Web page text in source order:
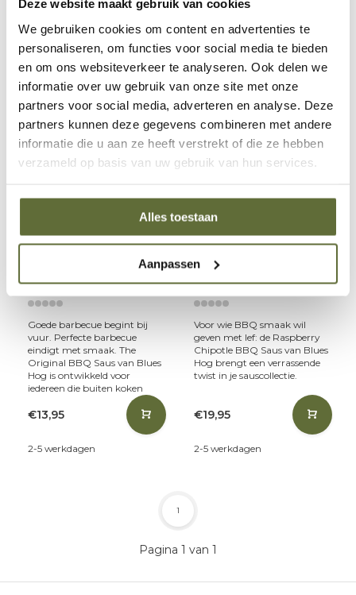
Deze website maakt gebruik van cookies
We gebruiken cookies om content en advertenties te
personaliseren, om functies voor social media te bieden
en om ons websiteverkeer te analyseren. Ook delen we
informatie over uw gebruik van onze site met onze
partners voor social media, adverteren en analyse. Deze
partners kunnen deze gegevens combineren met andere
informatie die u aan ze heeft verstrekt of die ze hebben
verzameld op basis van uw gebruik van hun services.
Alles toestaan
Aanpassen
2-5 werkdagen 2-5 werkdagen
Blues Hog
Blues Hog
Goede barbecue begint bij
vuur. Perfecte barbecue
eindigt met smaak. The
Original BBQ Saus van Blues
Hog is ontwikkeld voor
iedereen die buiten koken
€13,95
2-5 werkdagen
Blues Hog
Raspberry Chipotle
Blues Hog
Voor wie BBQ smaak wil
geven met lef: de Raspberry
Chipotle BBQ Saus van Blues
Hog brengt een verrassende
twist in je sauscollectie.
€19,95
2-5 werkdagen
Pagina 1 van 1
1